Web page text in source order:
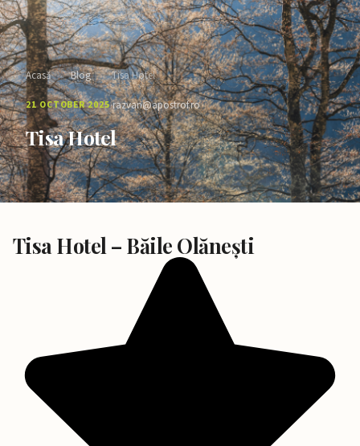
Acasă › Blog › Tisa Hotel
21 OCTOBER 2025·razvan@apostrof.ro
Tisa Hotel
Tisa Hotel – Băile Olănești